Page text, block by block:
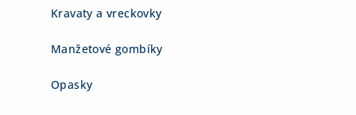
Kravaty a vreckovky
Manžetové gombíky
Opasky